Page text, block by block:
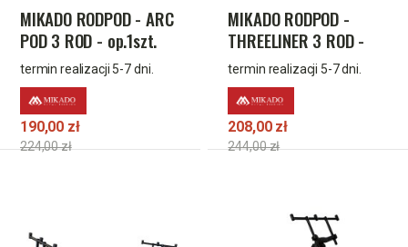
MIKADO RODPOD - ARC
POD 3 ROD - op.1szt.
termin realizacji 5-7 dni.
190,00 zł
224,00 zł
MIKADO RODPOD -
THREELINER 3 ROD -
op.1szt.
termin realizacji 5-7 dni.
208,00 zł
244,00 zł